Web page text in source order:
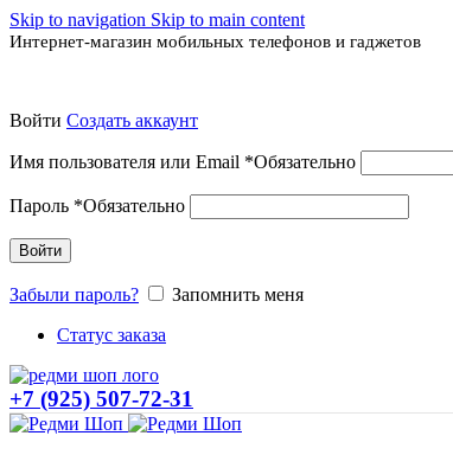
Skip to navigation Skip to main content
Интернет-магазин мобильных телефонов и гаджетов
Войти Создать аккаунт
Имя пользователя или Email *Обязательно
Пароль *Обязательно
Войти
Забыли пароль?
Запомнить меня
Статус заказа
+7 (925) 507-72-31